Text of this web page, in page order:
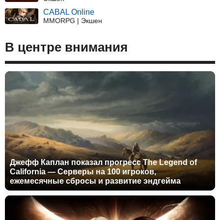
CABAL Online
MMORPG | Экшен
В центре внимания
Джефф Каплан показал прогресс The Legend of
California — Серверы на 100 игроков,
ежемесячные сбросы и развитие эндгейма